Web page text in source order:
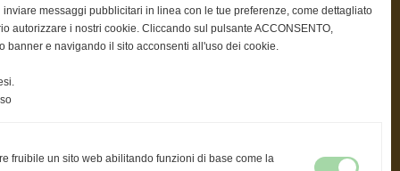
user/assiteronlus
messaggi pubblicitari in linea con le tue preferenze, come dettagliato
autorizzare i nostri cookie. Cliccando sul pulsante ACCONSENTO,
banner e navigando il sito acconsenti all'uso dei cookie.
fruibile un sito web abilitando funzioni di base come la